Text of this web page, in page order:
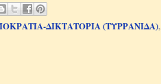
ΔΙΚΤΑΤΟΡΙΑ (ΤΥΡΡΑΝΙΔΑ),